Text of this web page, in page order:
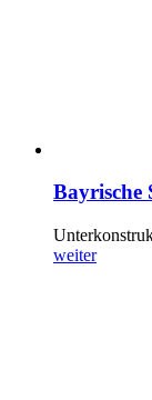
Bayrische
weiter